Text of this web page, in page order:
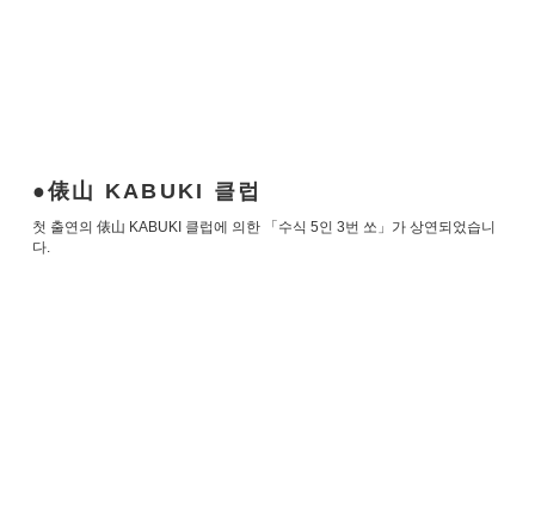
俵山 KABUKI 클럽
첫 출연의 俵山 KABUKI 클럽에 의한 「수식 5인 3번 쏘」가 상연되었습니
다.